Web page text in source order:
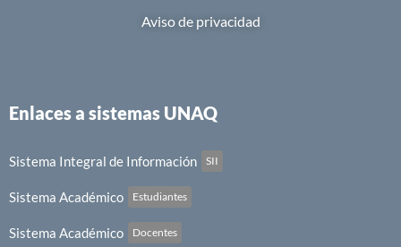
Aviso de privacidad
Enlaces a sistemas UNAQ
Sistema Integral de Información SII
Sistema Académico Estudiantes
Sistema Académico Docentes